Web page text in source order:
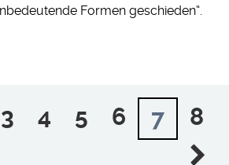
Formen geschieden“.
3 4 5 6 7 8